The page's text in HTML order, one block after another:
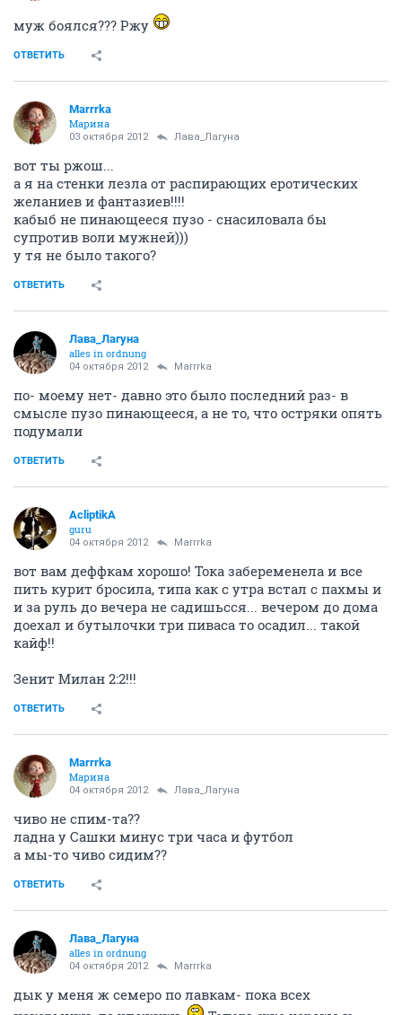
муж боялся??? Ржу
ОТВЕТИТЬ
Marrrka
Марина
03 октября 2012 Лава_Лагуна
вот ты ржош...
а я на стенки лезла от распирающих еротических
желаниев и фантазиев!!!!
кабыб не пинающееся пузо - снасиловала бы
супротив воли мужней)))
у тя не было такого?
ОТВЕТИТЬ
Лава_Лагуна
alles in ordnung
04 октября 2012 Marrrka
по- моему нет- давно это было последний раз- в
смысле пузо пинающееся, а не то, что остряки опять
подумали
ОТВЕТИТЬ
AcliptikA
guru
04 октября 2012 Marrrka
вот вам деффкам хорошо! Тока забеременела и все
пить курит бросила, типа как с утра встал с пахмы и
и за руль до вечера не садишьсся... вечером до дома
доехал и бутылочки три пиваса то осадил... такой
кайф!!
Зенит Милан 2:2!!!
ОТВЕТИТЬ
Marrrka
Марина
04 октября 2012 Лава_Лагуна
чиво не спим-та??
ладна у Сашки минус три часа и футбол
а мы-то чиво сидим??
ОТВЕТИТЬ
Лава_Лагуна
alles in ordnung
04 октября 2012 Marrrka
дык у меня ж семеро по лавкам- пока всех